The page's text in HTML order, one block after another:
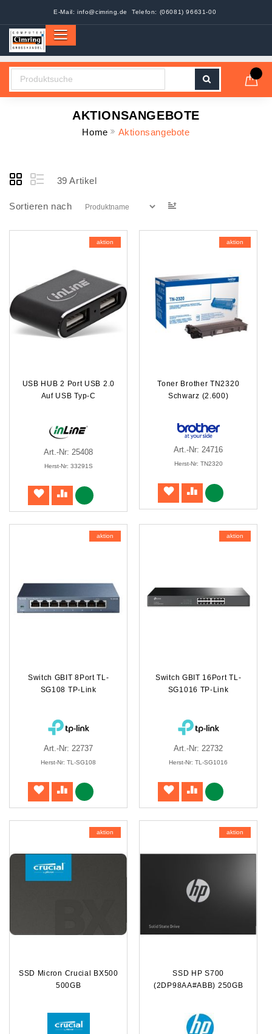
E-Mail: info@cimring.deTelefon: (06081) 96631-00
AKTIONSANGEBOTE
Home Aktionsangebote
39 Artikel
Sortieren nach
Reihenfolge
aktion
USB HUB 2 Port USB 2.0
Auf USB Typ-C
Art.-Nr: 25408
Herst-Nr: 33291S
aktion
Toner Brother TN2320
Schwarz (2.600)
Art.-Nr: 24716
Herst-Nr: TN2320
aktion
Switch GBIT 8Port TL-
SG108 TP-Link
Art.-Nr: 22737
Herst-Nr: TL-SG108
aktion
Switch GBIT 16Port TL-
SG1016 TP-Link
Art.-Nr: 22732
Herst-Nr: TL-SG1016
aktion
SSD Micron Crucial BX500
500GB
aktion
SSD HP S700
(2DP98AA#ABB) 250GB